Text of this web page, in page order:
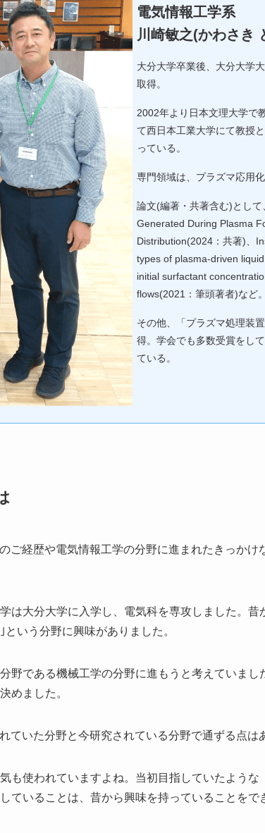
電気情報工学系
川崎敏之(かわさき
大分大学卒業後、大分大学
取得。
2002年より日本文理大学で
て西日本工業大学にて教授
っている。
専門領域は、プラズマ応用化
論文(編著・共著含む)とし
Generated During Plasma
Distribution(2024：共著)、
types of plasma-driven
initial surfactant
flows(2021：筆頭著者)など。
その他、「プラズマ処理装
得。学会でも多数受賞をし
ている。
ご経歴や電気情報工学の分野に進まれたきっかけ
は大分大学に入学し、電気科を専攻しました。昔
いう分野に興味がありました。
野である機械工学の分野に進もうと考えていま
めました。
ていた分野と今研究されている分野で通ずる点は
も使われていますよね。当初目指していたような
ていることは、昔から興味を持っていることをで